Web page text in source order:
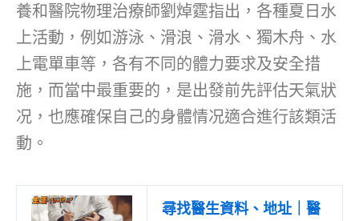
養和醫院物理治療師劉焯霆指出，各種夏日水
上活動，例如游泳、滑浪、滑水、獨木舟、水
上電單車等，各有不同的體力要求及安全措
施，而當中最重要的，是出發前先評估天氣狀
况，也應確保自己的身體情况適合進行該類活
動。
尋找醫生資料、地址｜醫